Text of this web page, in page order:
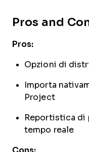
Pros and
Pros:
Opzioni di
Importa
Project
Reportistica di
tempo reale
Cons: